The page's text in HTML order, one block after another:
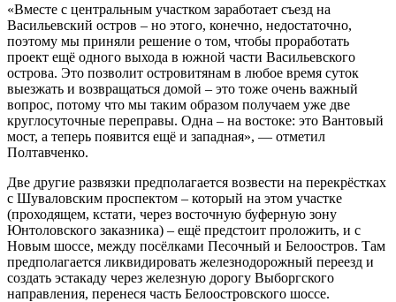
«Вместе с центральным участком заработает съезд на
Васильевский остров – но этого, конечно, недостаточно,
поэтому мы приняли решение о том, чтобы проработать
проект ещё одного выхода в южной части Васильевского
острова. Это позволит островитянам в любое время суток
выезжать и возвращаться домой – это тоже очень важный
вопрос, потому что мы таким образом получаем уже две
круглосуточные переправы. Одна – на востоке: это Вантовый
мост, а теперь появится ещё и западная», — отметил
Полтавченко.
Две другие развязки предполагается возвести на перекрёстках
с Шуваловским проспектом – который на этом участке
(проходящем, кстати, через восточную буферную зону
Юнтоловского заказника) – ещё предстоит проложить, и с
Новым шоссе, между посёлками Песочный и Белоостров. Там
предполагается ликвидировать железнодорожный переезд и
создать эстакаду через железную дорогу Выборгского
направления, перенеся часть Белоостровского шоссе.